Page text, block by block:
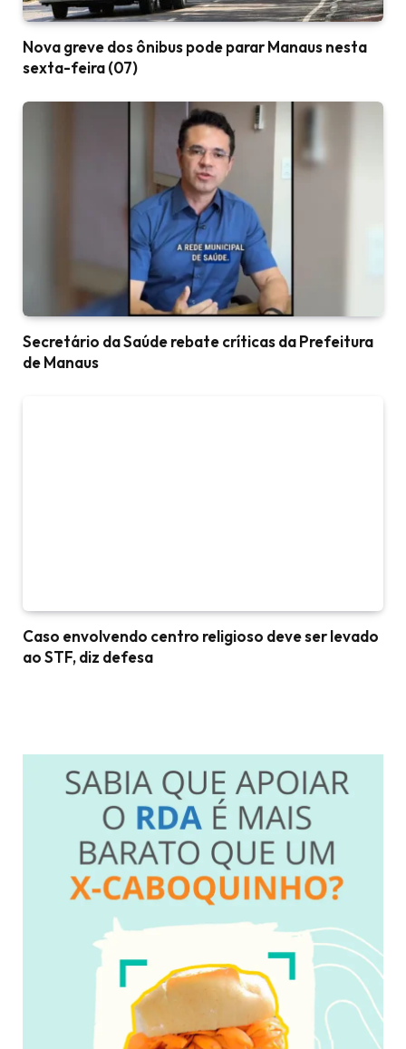
Nova greve dos ônibus pode parar Manaus nesta
sexta-feira (07)
Secretário da Saúde rebate críticas da Prefeitura
de Manaus
Caso envolvendo centro religioso deve ser levado
ao STF, diz defesa